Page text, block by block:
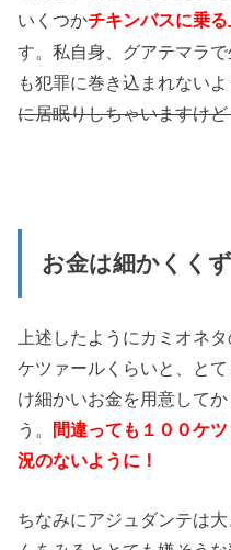
いくつかチキンバスに乗
す。私自身、グアテマラ
も犯罪に巻き込まれない
に居眠りしちゃいますけ
お金は細かくく
上述したようにカミオネ
ケツァールくらいと、と
け細かいお金を用意して
う。 間違っても１００ケ
況のないように！
ちなみにアジュダンテは